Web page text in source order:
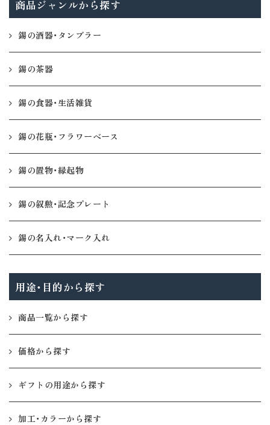
商品ジャンルから探す
錫の酒器・タンブラー
錫の茶器
錫の食器・生活雑貨
錫の花瓶・フラワーベース
錫の置物・縁起物
錫の叙勲・記念プレート
錫の名入れ・マーク入れ
用途・目的から探す
商品一覧から探す
価格から探す
ギフトの用途から探す
加工・カラーから探す